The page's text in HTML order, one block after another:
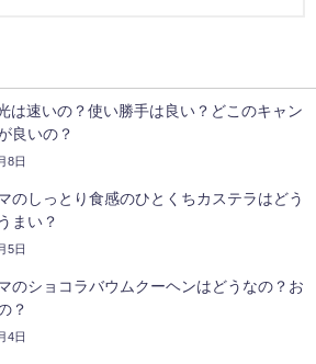
は速いの？使い勝手は良い？どこのキャン
良いの？
8日
のしっとり食感のひとくちカステラはどう
まい？
5日
のショコラバウムクーヘンはどうなの？お
？
4日